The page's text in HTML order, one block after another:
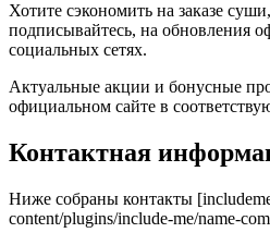
Хотите сэкономить на заказе
подписывайтесь, на обновления
социальных сетях.
Актуальные акции и бонусные
официальном сайте в
Контактная
Ниже собраны контакты
content/plugins/include-me/name-